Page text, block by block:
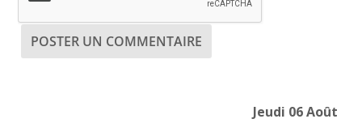
Jeudi 06 Août